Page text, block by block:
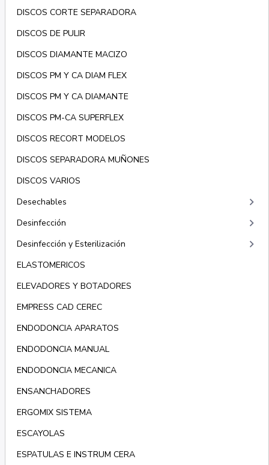
DISCOS CORTE SEPARADORA
DISCOS DE PULIR
DISCOS DIAMANTE MACIZO
DISCOS PM Y CA DIAM FLEX
DISCOS PM Y CA DIAMANTE
DISCOS PM-CA SUPERFLEX
DISCOS RECORT MODELOS
DISCOS SEPARADORA MUÑONES
DISCOS VARIOS
Desechables
keyboard_arrow_right
Desinfección keyboard_arrow_right
Desinfección y Esterilización keyboard_arrow_right
ELASTOMERICOS
ELEVADORES Y BOTADORES
EMPRESS CAD CEREC
ENDODONCIA APARATOS
ENDODONCIA MANUAL
ENDODONCIA MECANICA
ENSANCHADORES
ERGOMIX SISTEMA
ESCAYOLAS
ESPATULAS E INSTRUM CERA